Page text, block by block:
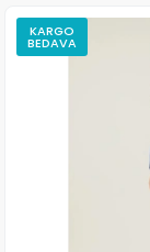
KARGO
BEDAVA